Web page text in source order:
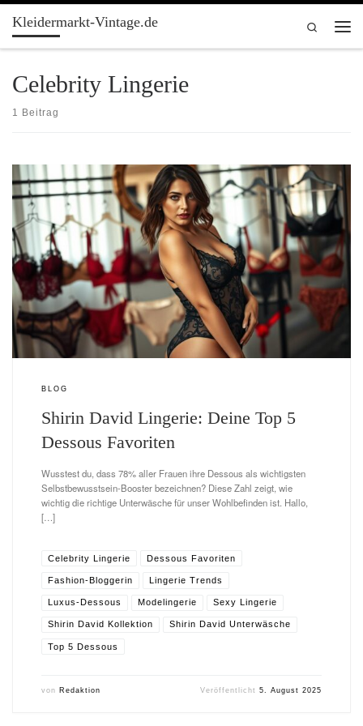
Zum Inhalt springen
Kleidermarkt-Vintage.de
Search
Celebrity Lingerie
1 Beitrag
BLOG
Shirin David Lingerie: Deine Top 5
Dessous Favoriten
Wusstest du, dass 78% aller Frauen ihre Dessous als wichtigsten
Selbstbewusstsein-Booster bezeichnen? Diese Zahl zeigt, wie
wichtig die richtige Unterwäsche für unser Wohlbefinden ist. Hallo,
[…]
Celebrity Lingerie Dessous Favoriten
Fashion-Bloggerin Lingerie Trends
Luxus-Dessous Modelingerie Sexy Lingerie
Shirin David Kollektion Shirin David Unterwäsche
Top 5 Dessous
von Redaktion Veröffentlicht5. August 2025